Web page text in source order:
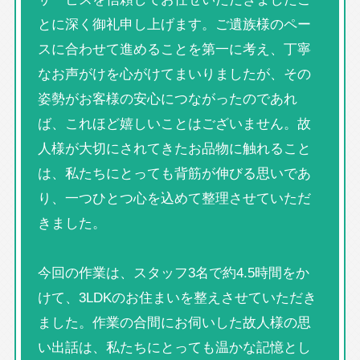
とに深く御礼申し上げます。ご遺族様のペー
スに合わせて進めることを第一に考え、丁寧
なお声がけを心がけてまいりましたが、その
姿勢がお客様の安心につながったのであれ
ば、これほど嬉しいことはございません。故
人様が大切にされてきたお品物に触れること
は、私たちにとっても背筋が伸びる思いであ
り、一つひとつ心を込めて整理させていただ
きました。
今回の作業は、スタッフ3名で約4.5時間をか
けて、3LDKのお住まいを整えさせていただき
ました。作業の合間にお伺いした故人様の思
い出話は、私たちにとっても温かな記憶とし